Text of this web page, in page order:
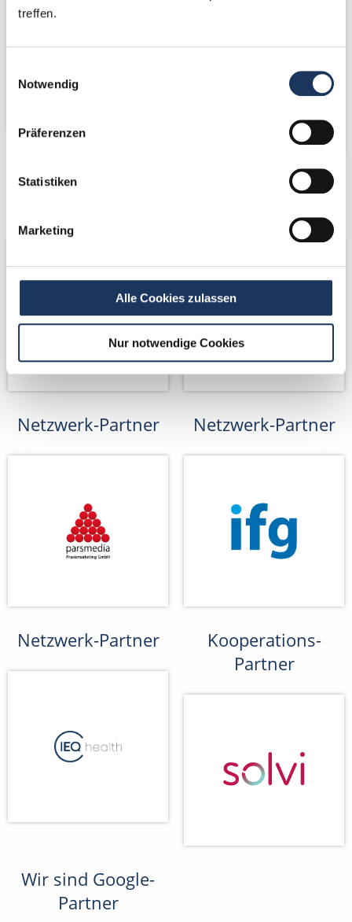
treffen.
Notwendig
Präferenzen
Statistiken
Marketing
Alle Cookies zulassen
Nur notwendige Cookies
Kooperations-
Kooperations-
Netzwerk-Partner Netzwerk-Partner
Netzwerk-Partner
Kooperations-
Partner
Wir sind Google-
Partner